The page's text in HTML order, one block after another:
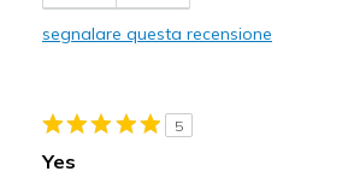
Migliori Utilizzi:
Casual Wear
Sizing
View On Shoes
segnalare questa recensione
5
Yes